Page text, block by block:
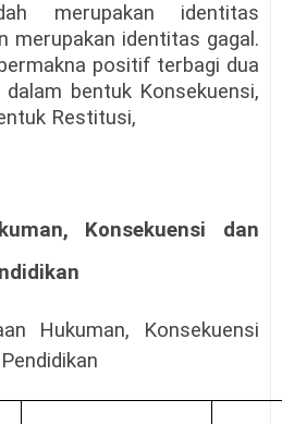
merupakan identitas
merupakan identitas gagal.
positif terbagi dua
bentuk Konsekuensi,
Restitusi,
Konsekuensi dan
Hukuman, Konsekuensi